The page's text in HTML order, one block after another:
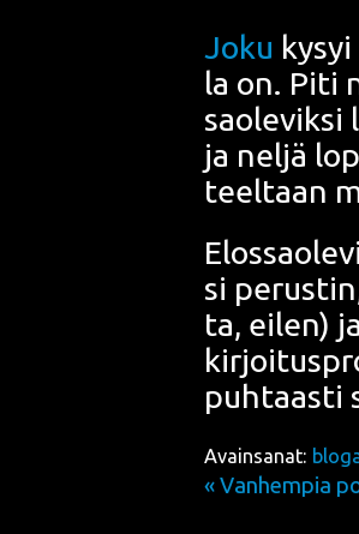
Joku
la on. Piti
sao­le­vik­si
ja nel­jä
teel­taan
si
ta, eilen)
puh­taas­ti
Avainsanat:
« Vanhempia